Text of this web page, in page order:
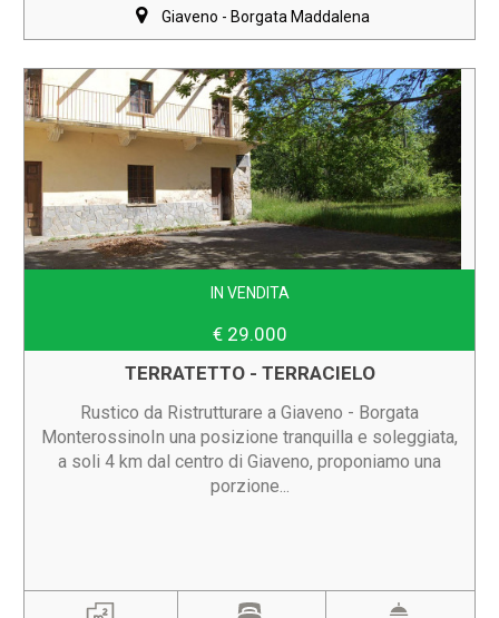
Giaveno - Borgata Maddalena
IN VENDITA
€ 29.000
TERRATETTO - TERRACIELO
Rustico da Ristrutturare a Giaveno - Borgata
MonterossinoIn una posizione tranquilla e soleggiata,
a soli 4 km dal centro di Giaveno, proponiamo una
porzione...